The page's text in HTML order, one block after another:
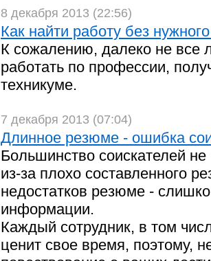
8 декабря 2013 (22:56)
Как найти работу без
К сожалению, далеко не все
работать по профессии,
техникуме.
7 декабря 2013 (07:04)
Длинное резюме - ошибка
Большинство соискателей
из-за плохо составленного
недостатков резюме -
информации.
Каждый сотрудник, в том
ценит свое время, поэтому,